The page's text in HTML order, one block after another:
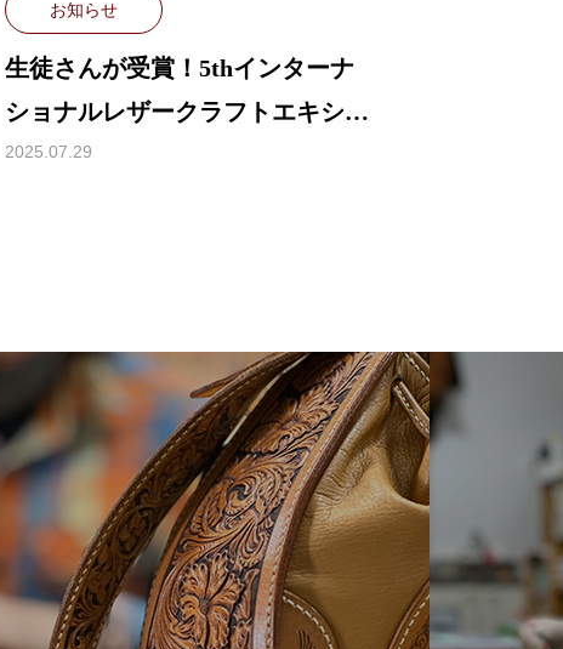
お知らせ
生徒さんが受賞！5thインターナ
ショナルレザークラフトエキシビ
ジョン（5th ILCE）にて
2025.07.29